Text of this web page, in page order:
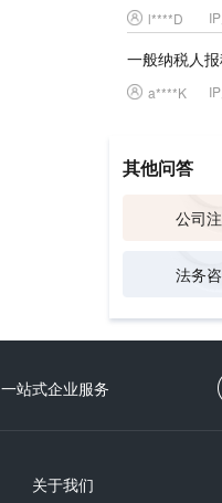
l****D
一般纳税人
a****K
其他问答
公司
法务
一站式企业服务
关于我们